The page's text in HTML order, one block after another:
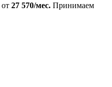
от 27 570/мес. Принимаем